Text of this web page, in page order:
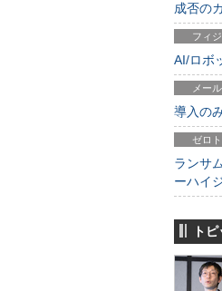
成否の
フィ
AI/ロボ
メー
導入の
ゼロ
ランサ
ーハイ
ト